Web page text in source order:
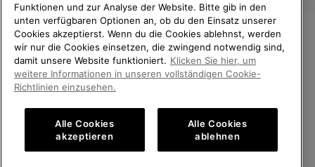
Datenschutz Nutzungsbedingungen
Allgemeine Verkaufsbedingungen Garantiebestimmungen Cookies
Impressum
Kundenservice: Mo- Fr. 9:00 - 13:00 & 14:00- 18:00 Uhr
WILLKOMMEN BEI SOREL.
BITTE WÄHLEN SIE IHR
LIEFERLAND.
Online-Einkauf verfügbar
United States
Online-
Funktionen und zur Analyse der Website. Bitte gib in den
unten verfügbaren Optionen an, ob du den Einsatz unserer
Cookies akzeptierst. Wenn du die Cookies ablehnst, werden
wir nur die Cookies einsetzen, die zwingend notwendig sind,
damit unsere Website funktioniert. Klicken Sie hier, um
weitere Informationen in unseren vollständigen Cookie-
Richtlinien einzusehen.
Alle Cookies
akzeptieren
Alle Cookies
ablehnen